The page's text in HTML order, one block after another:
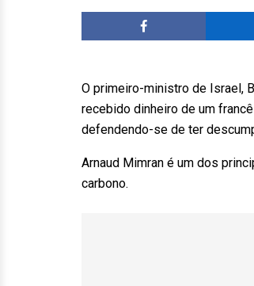
O primeiro-ministro de Israel,
recebido dinheiro de um
defendendo-se de ter
Arnaud Mimran é um dos
carbono.